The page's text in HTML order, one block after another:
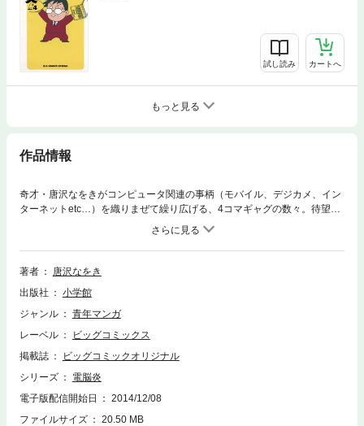
試し読み カートへ
もっと見る
作品情報
奇才・唐沢なをきがコンピュータ関連の事柄（モバイル、デジカメ、イン
ターネットetc…）を織りまぜて繰り広げる、4コマギャグの数々。待望の
著者
唐沢なをき
出版社
小学館
ジャンル
青年マンガ
レーベル
ビッグコミックス
掲載誌
ビッグコミックオリジナル
シリーズ
電脳炎
電子版配信開始日
2014/12/08
ファイルサイズ
20.50 MB